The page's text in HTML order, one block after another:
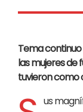
Tema continuo
las mujeres de
tuvieron como
us